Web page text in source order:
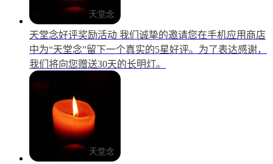
天堂念好评奖励活动 我们诚挚的邀请您在手机应用商店
中为“天堂念”留下一个真实的5星好评。为了表达感谢，
我们将向您赠送30天的长明灯。